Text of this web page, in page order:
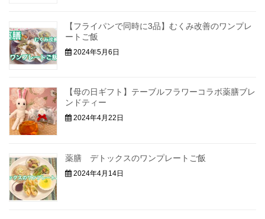
【フライパンで同時に3品】むくみ改善のワンプレ
ートご飯
2024年5月6日
【母の日ギフト】テーブルフラワーコラボ薬膳ブレ
ンドティー
2024年4月22日
薬膳 デトックスのワンプレートご飯
2024年4月14日